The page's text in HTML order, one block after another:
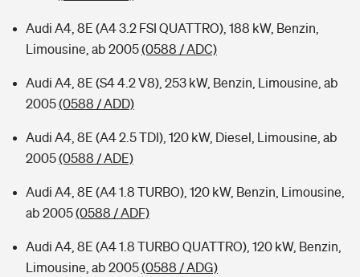
Audi A4, 8E (A4 3.2 FSI QUATTRO), 188 kW, Benzin,
Limousine, ab 2005(0588 / ADC)
Audi A4, 8E (S4 4.2 V8), 253 kW, Benzin, Limousine, ab
2005(0588 / ADD)
Audi A4, 8E (A4 2.5 TDI), 120 kW, Diesel, Limousine, ab
2005(0588 / ADE)
Audi A4, 8E (A4 1.8 TURBO), 120 kW, Benzin, Limousine,
ab 2005(0588 / ADF)
Audi A4, 8E (A4 1.8 TURBO QUATTRO), 120 kW, Benzin,
Limousine, ab 2005(0588 / ADG)